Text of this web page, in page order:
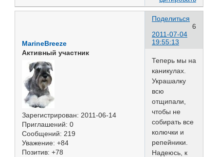
Поделиться
6
2011-07-04
19:55:13
MarineBreeze
Активный участник
Зарегистрирован: 2011-06-14
Приглашений: 0
Сообщений: 219
Уважение: +84
Позитив: +78
Теперь мы на
каникулах.
Украшалку
всю
отщипали,
чтобы не
собирать все
колючки и
репейники.
Надеюсь, к